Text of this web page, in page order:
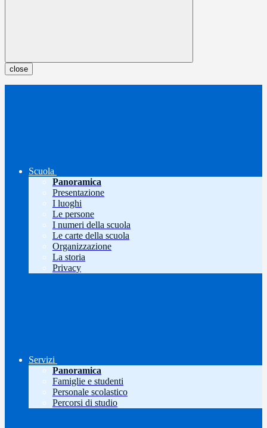
close
Scuola
Panoramica
Presentazione
I luoghi
Le persone
I numeri della scuola
Le carte della scuola
Organizzazione
La storia
Privacy
Servizi
Panoramica
Famiglie e studenti
Personale scolastico
Percorsi di studio